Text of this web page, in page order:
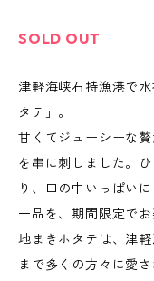
SOLD OUT
津軽海峡石持漁港で
タテ」。
甘くてジューシーな
を串に刺しました。
り、口の中いっぱい
一品を、期間限定で
地まきホタテは、津
まで多くの方々に愛